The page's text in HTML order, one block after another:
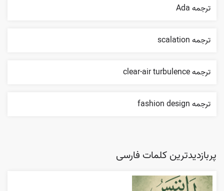
ترجمه Ada
ترجمه scalation
ترجمه clear-air turbulence
ترجمه fashion design
پربازدیدترین کلمات فارسی